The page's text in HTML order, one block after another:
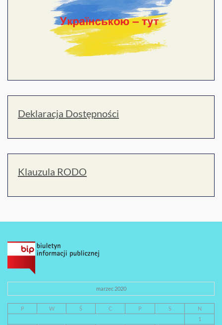
Deklaracja Dostępności
Klauzula RODO
marzec 2020
P W Ś C P S
N
1